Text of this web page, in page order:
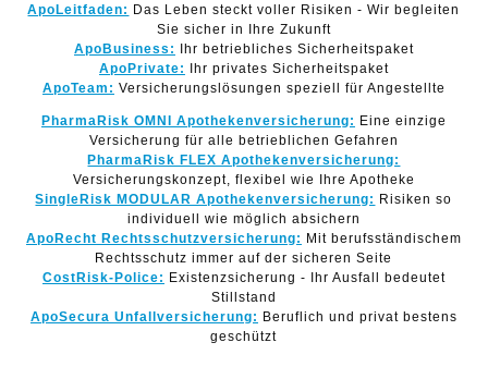
ApoLeitfaden: Das Leben steckt voller Risiken - Wir begleiten
Sie sicher in Ihre Zukunft
ApoBusiness:
Ihr betriebliches Sicherheitspaket
ApoPrivate:
Ihr privates Sicherheitspaket
ApoTeam: Versicherungslösungen speziell für Angestellte
PharmaRisk OMNI Apothekenversicherung: Eine einzige
Versicherung für alle betrieblichen Gefahren
PharmaRisk FLEX Apothekenversicherung:
Versicherungskonzept, flexibel wie Ihre Apotheke
SingleRisk MODULAR Apothekenversicherung: Risiken so
individuell wie möglich absichern
ApoRecht Rechtsschutzversicherung: Mit berufsständischem
Rechtsschutz immer auf der sicheren Seite
CostRisk-Police: Existenzsicherung - Ihr Ausfall bedeutet
Stillstand
ApoSecura Unfallversicherung: Beruflich und privat bestens
geschützt